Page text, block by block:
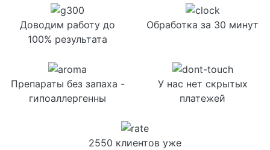
Доводим работу до
100% результата
Обработка за 30 минут
Препараты без запаха -
гипоаллергенны
У нас нет скрытых
платежей
2550 клиентов уже